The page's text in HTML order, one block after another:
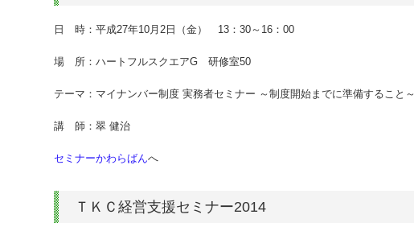
日 時：平成27年10月2日（金） 13：30～16：00
場 所：ハートフルスクエアG 研修室50
テーマ：マイナンバー制度 実務者セミナー ～制度開始までに準備すること～
講 師：翠 健治
セミナーかわらばんへ
ＴＫＣ経営支援セミナー2014